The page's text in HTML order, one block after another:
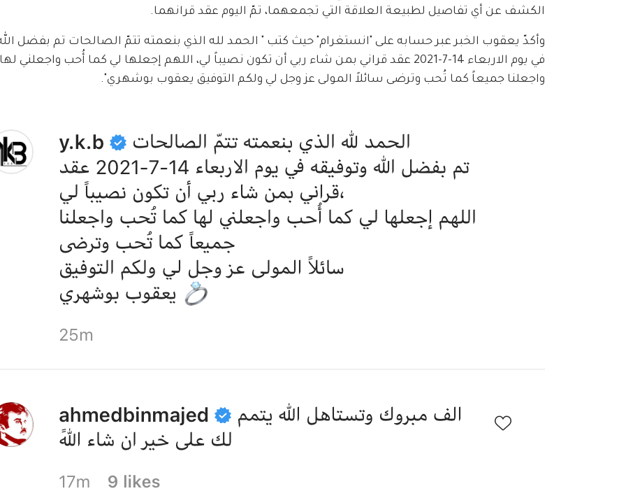
الكشف عن أي تفاصيل لطبيعة العلاقة التي تجمعهما، تمّ اليوم عقد قرانهما.
وأكدّ يعقوب الخبر عبر حسابه على "انستغرام" حيث كتب " الحمد لله الذي بنعمته تتمّ الصالحات تم بفضل
في يوم الاربعاء 14-7-2021 عقد قراني بمن شاء ربي أن تكون نصيباً لي، اللهم إجعلها لي كما أُحب
واجعلنا جميعاً كما تُحب وترضى سائلاً المولى عز وجل لي ولكم التوفيق يعقوب بوشهري".